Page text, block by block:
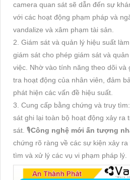
camera quan sát sẽ dẫn đến sự
với các hoạt động phạm pháp và
vandalize và xâm phạm tài sản.
2. Giám sát và quản lý hiệu suất
giám sát cho phép giám sát và
việc. Nhờ vào tính năng theo dõi và
tra hoạt động của nhân viên, đảm
phát hiện các vấn đề hiệu suất.
3. Cung cấp bằng chứng và truy
sát ghi lại toàn bộ hoạt động xảy ra
sát. 🎙Công nghệ mới ấn tượng
chứng rõ ràng về các sự kiện xảy
tìm và xử lý các vụ vi phạm pháp lý.